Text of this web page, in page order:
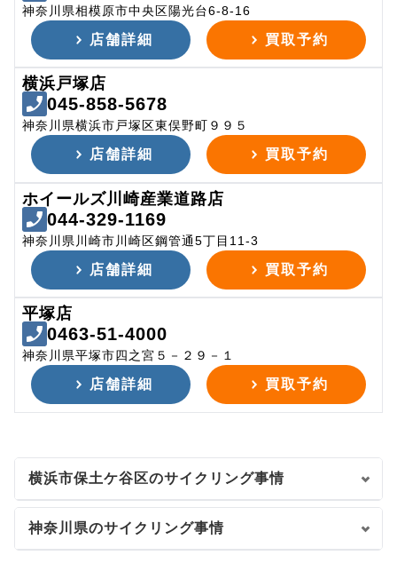
神奈川県相模原市中央区陽光台6-8-16
店舗詳細 買取予約
横浜戸塚店
045-858-5678
神奈川県横浜市戸塚区東俣野町９９５
店舗詳細 買取予約
ホイールズ川崎産業道路店
044-329-1169
神奈川県川崎市川崎区鋼管通5丁目11-3
店舗詳細 買取予約
平塚店
0463-51-4000
神奈川県平塚市四之宮５－２９－１
店舗詳細 買取予約
横浜市保土ケ谷区のサイクリング事情
神奈川県のサイクリング事情